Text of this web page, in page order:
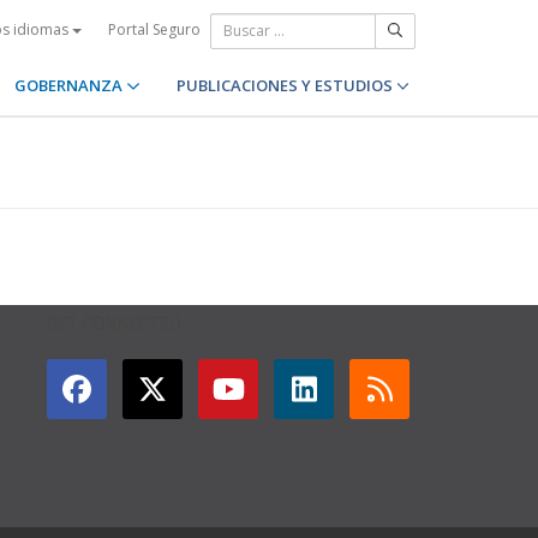
idiomas Portal Seguro
GOBERNANZA PUBLICACIONES Y ESTUDIOS